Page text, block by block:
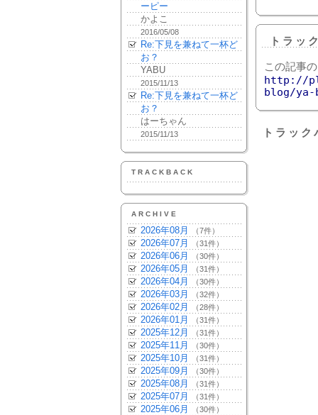
ーピー
かよこ
2016/05/08
Re:下見を兼ねて一杯ど
お？
YABU
2015/11/13
Re:下見を兼ねて一杯ど
お？
はーちゃん
2015/11/13
TRACKBACK
ARCHIVE
2026年08月 （7件）
2026年07月 （31件）
2026年06月 （30件）
2026年05月 （31件）
2026年04月 （30件）
2026年03月 （32件）
2026年02月 （28件）
2026年01月 （31件）
2025年12月 （31件）
2025年11月 （30件）
2025年10月 （31件）
2025年09月 （30件）
2025年08月 （31件）
2025年07月 （31件）
2025年06月 （30件）
トラッ
この記事
http://
blog/ya-
トラッ